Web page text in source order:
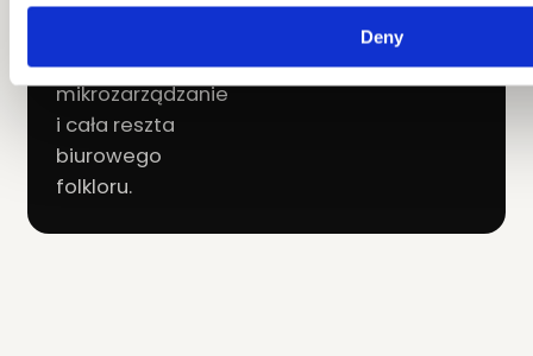
Deny
roczne,
mikrozarządzanie
i cała reszta
biurowego
folkloru.